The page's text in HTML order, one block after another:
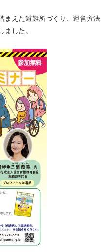
えた避難所づくり、運営方法
ました。